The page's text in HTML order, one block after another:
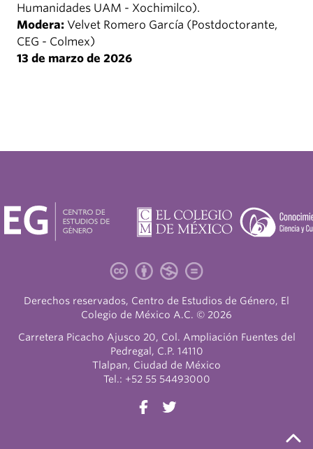
Humanidades UAM - Xochimilco).
Modera: Velvet Romero García (Postdoctorante,
CEG - Colmex)
13 de marzo de 2026
Derechos reservados, Centro de Estudios de Género, El
Colegio de México A.C. © 2026
Carretera Picacho Ajusco 20, Col. Ampliación Fuentes del
Pedregal, C.P. 14110
Tlalpan, Ciudad de México
Tel.: +52 55 54493000